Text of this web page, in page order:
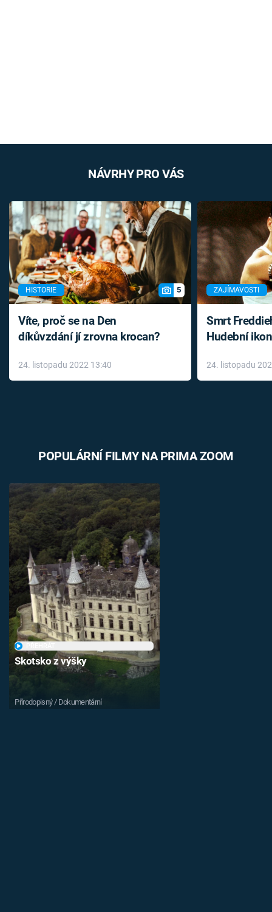
NÁVRHY PRO VÁS
HISTORIE 5
Víte, proč se na Den
díkůvzdání jí zrovna krocan?
24. listopadu 2022 13:40
ZAJÍMAVOSTI
Smrt
Hudební
léky
24. listopadu
POPULÁRNÍ FILMY NA PRIMA ZOOM
Skotsko z výšky
Přírodopisný / Dokumentární